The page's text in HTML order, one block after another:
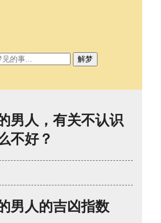
男人，有关不认识
不好？
男人的吉凶指数
解梦